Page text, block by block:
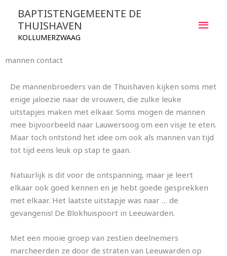
BAPTISTENGEMEENTE DE
THUISHAVEN
KOLLUMERZWAAG
mannen contact
De mannenbroeders van de Thuishaven kijken soms met
enige jaloezie naar de vrouwen, die zulke leuke
uitstapjes maken met elkaar. Soms mogen de mannen
mee bijvoorbeeld naar Lauwersoog om een visje te eten.
Maar toch ontstond het idee om ook als mannen van tijd
tot tijd eens leuk op stap te gaan.
Natuurlijk is dit voor de ontspanning, maar je leert
elkaar ook goed kennen en je hebt goede gesprekken
met elkaar. Het laatste uitstapje was naar … de
gevangenis! De Blokhuispoort in Leeuwarden.
Met een mooie groep van zestien deelnemers
marcheerden ze door de straten van Leeuwarden op